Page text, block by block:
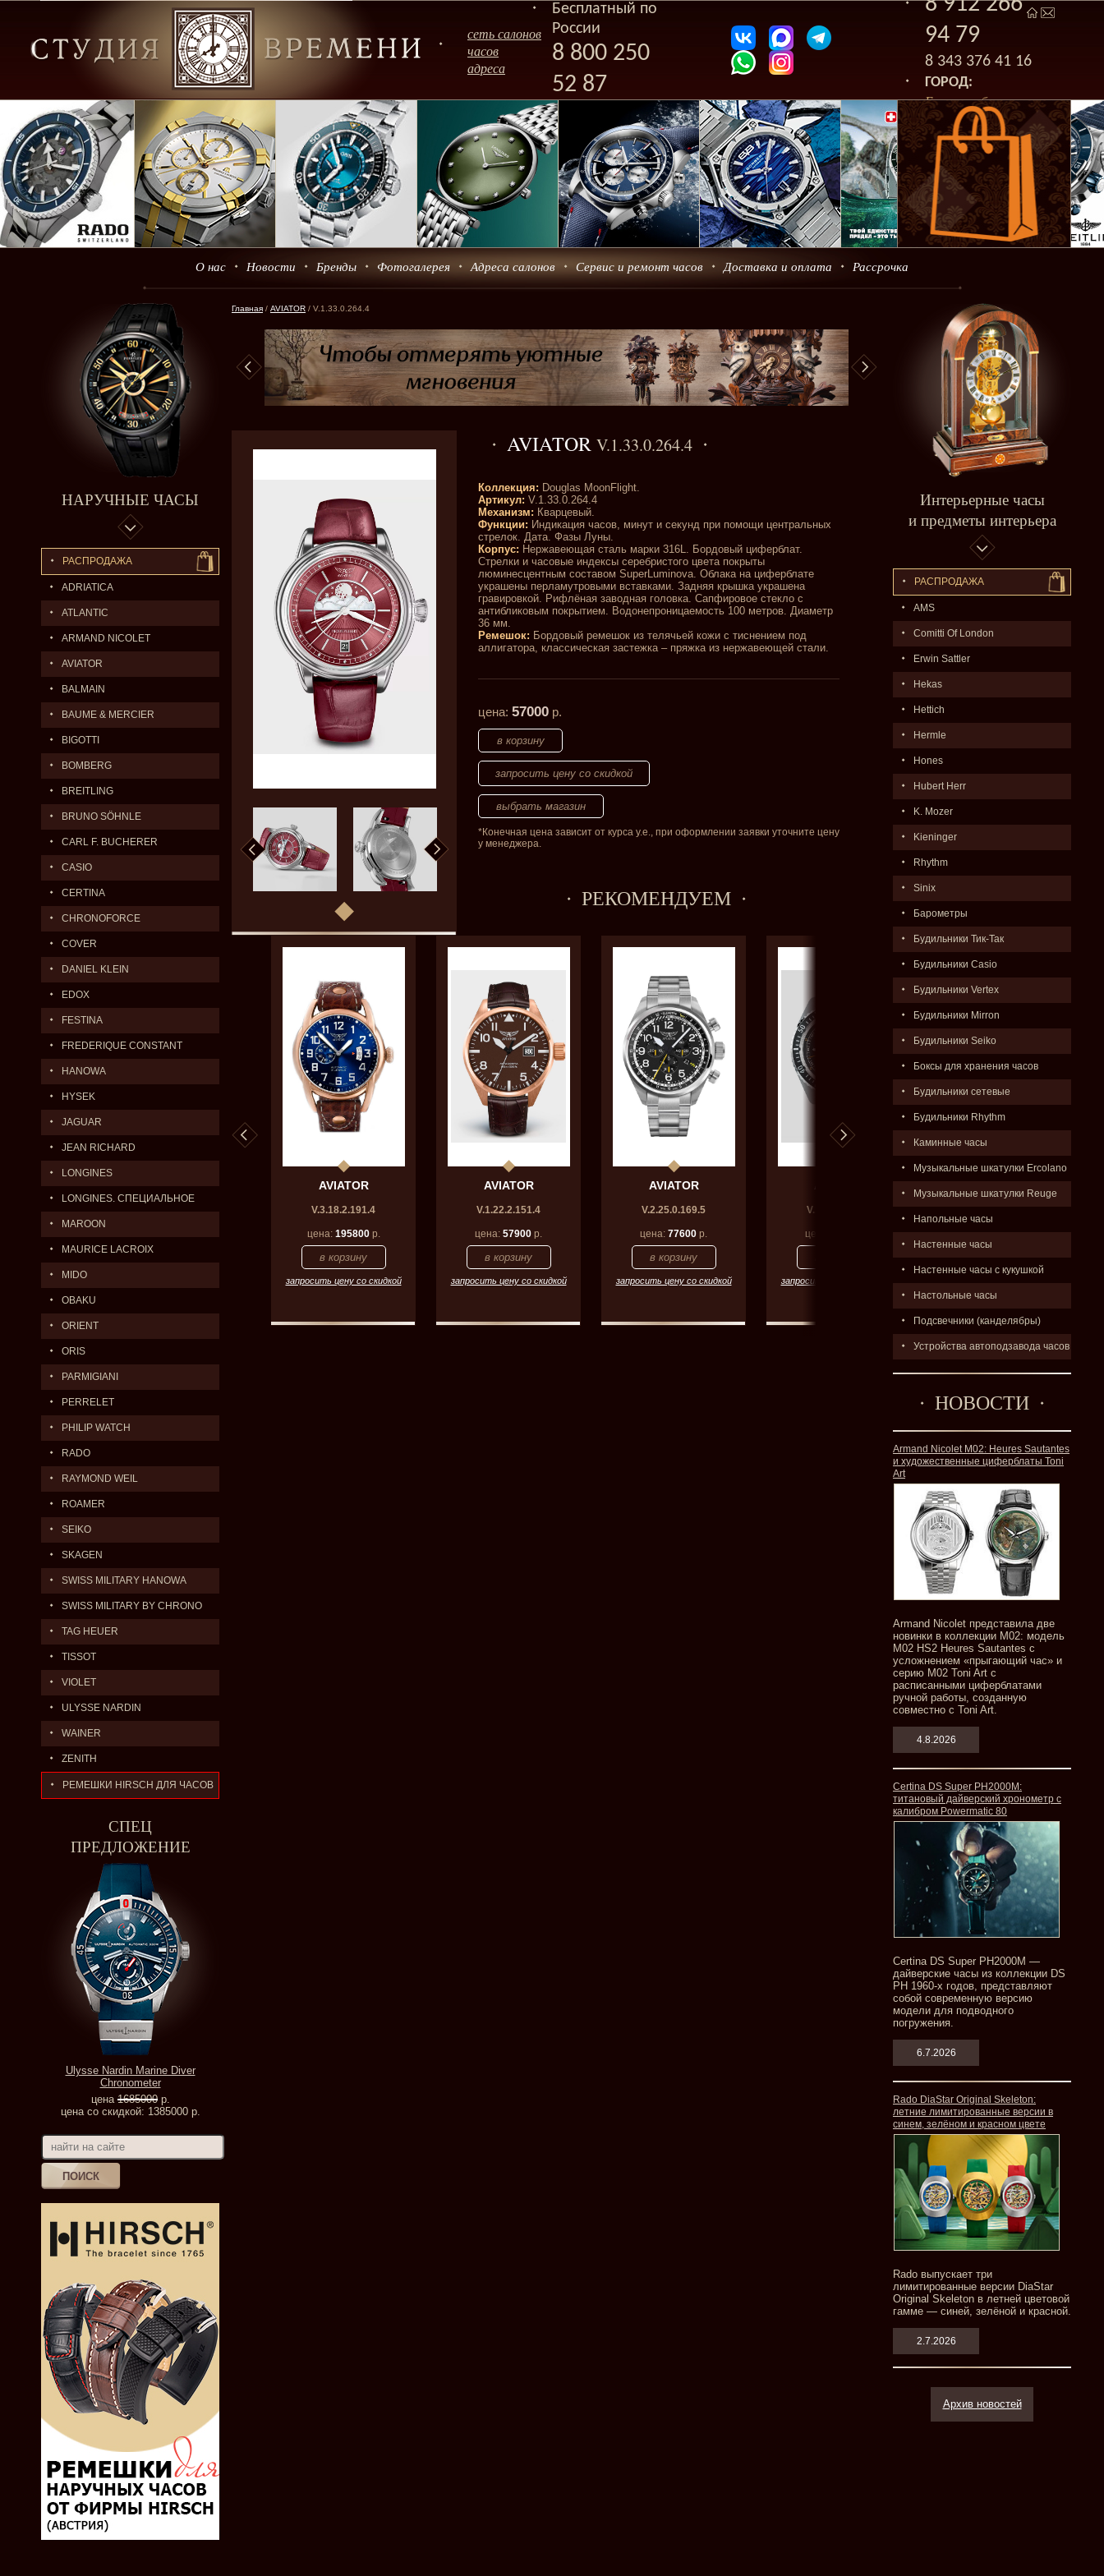
сеть салонов
часов
адреса
Бесплатный по
России
8 800 250
52 87
94 79
8 343 376 41 16
ГОРОД:
Екатеринбург
О нас Новости Бренды Фотогалерея Адреса салонов Сервис и ремонт часов Доставка и оплата Рассрочка
НАРУЧНЫЕ ЧАСЫ
РАСПРОДАЖА
ADRIATICA
ATLANTIC
ARMAND NICOLET
AVIATOR
BALMAIN
BAUME & MERCIER
BIGOTTI
BOMBERG
BREITLING
BRUNO SÖHNLE
CARL F. BUCHERER
CASIO
CERTINA
CHRONOFORCE
COVER
DANIEL KLEIN
EDOX
FESTINA
FREDERIQUE CONSTANT
HANOWA
HYSEK
JAGUAR
JEAN RICHARD
LONGINES
LONGINES. СПЕЦИАЛЬНОЕ
ПРЕДЛОЖЕНИЕ.
MAROON
MAURICE LACROIX
MIDO
OBAKU
ORIENT
ORIS
PARMIGIANI
PERRELET
PHILIP WATCH
RADO
RAYMOND WEIL
ROAMER
SEIKO
SKAGEN
SWISS MILITARY HANOWA
SWISS MILITARY BY CHRONO
TAG HEUER
TISSOT
VIOLET
ULYSSE NARDIN
WAINER
ZENITH
РЕМЕШКИ HIRSCH ДЛЯ ЧАСОВ
СПЕЦ
ПРЕДЛОЖЕНИЕ
Ulysse Nardin Marine Diver
Chronometer
цена 1685000р.
цена со скидкой: 1385000 р.
Интерьерные часы
и предметы интерьера
РАСПPОДАЖA
AMS
Comitti Of London
Erwin Sattler
Hekas
Hettich
Hermle
Hones
Hubert Herr
K. Mozer
Kieninger
Rhythm
Sinix
Барометры
Будильники Тик-Так
Будильники Casio
Будильники Vertex
Будильники Mirron
Будильники Seiko
Боксы для хранения часов
Будильники сетевые
Будильники Rhythm
Каминные часы
Музыкальные шкатулки Ercolano
Музыкальные шкатулки Reuge
Напольные часы
Настенные часы
Настенные часы с кукушкой
Настольные часы
Подсвечники (канделябры)
Устройства автоподзавода часов
НОВОСТИ
Armand Nicolet M02: Heures Sautantes
и художественные циферблаты Toni
Art
Armand Nicolet представила две
новинки в коллекции M02: модель
M02 HS2 Heures Sautantes с
усложнением «прыгающий час» и
серию M02 Toni Art с
расписанными циферблатами
ручной работы, созданную
совместно с Toni Art.
4.8.2026
Certina DS Super PH2000M:
титановый дайверский хронометр с
калибром Powermatic 80
Certina DS Super PH2000M —
дайверские часы из коллекции DS
PH 1960-х годов, представляют
собой современную версию
модели для подводного
погружения.
6.7.2026
Rado DiaStar Original Skeleton:
летние лимитированные версии в
синем, зелёном и красном цвете
Rado выпускает три
лимитированные версии DiaStar
Original Skeleton в летней цветовой
гамме — синей, зелёной и красной.
2.7.2026
Архив новостей
Главная / AVIATOR / V.1.33.0.264.4
AVIATOR V.1.33.0.264.4
Коллекция: Douglas MoonFlight.
Артикул: V.1.33.0.264.4
Механизм: Кварцевый.
Функции: Индикация часов, минут и секунд при помощи центральных
стрелок. Дата. Фазы Луны.
Корпус: Нержавеющая сталь марки 316L. Бордовый циферблат.
Стрелки и часовые индексы серебристого цвета покрыты
люминесцентным составом SuperLuminova. Облака на циферблате
украшены перламутровыми вставками. Задняя крышка украшена
гравировкой. Рифлёная заводная головка. Сапфировое стекло с
антибликовым покрытием. Водонепроницаемость 100 метров. Диаметр
36 мм.
Ремешок: Бордовый ремешок из телячьей кожи с тиснением под
аллигатора, классическая застежка – пряжка из нержавеющей стали.
цена: 57000 р.
запросить цену со скидкой
*Конечная цена зависит от курса у.е., при оформлении заявки уточните цену
у менеджера.
РЕКОМЕНДУЕМ
со скидкой
AVIATOR
V.3.32.0.247.5
AVIATOR
V.3.18.2.191.4
цена: 195800р.
запросить цену со скидкой
AVIATOR
V.1.22.2.151.4
цена: 57900 р.
запросить цену со скидкой
AVIATOR
V.2.25.0.169.5
цена: 77600 р.
запросить цену со скидкой
V.1.42.0.371.6
цена:
запросить цену со скидкой
AVIATOR
V.3.20.0.142.4
цена:147700р.